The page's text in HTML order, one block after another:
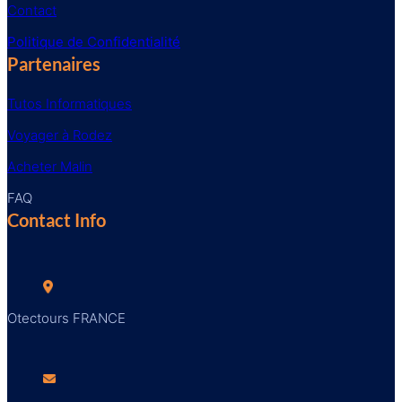
Contact
Politique de Confidentialité
Partenaires
Tutos Informatiques
Voyager à Rodez
Acheter Malin
FAQ
Contact Info
Otectours FRANCE